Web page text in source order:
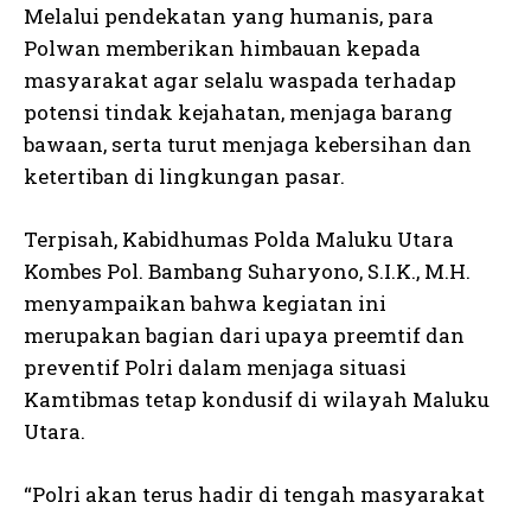
Melalui pendekatan yang humanis, para
Polwan memberikan himbauan kepada
masyarakat agar selalu waspada terhadap
potensi tindak kejahatan, menjaga barang
bawaan, serta turut menjaga kebersihan dan
ketertiban di lingkungan pasar.
Terpisah, Kabidhumas Polda Maluku Utara
Kombes Pol. Bambang Suharyono, S.I.K., M.H.
menyampaikan bahwa kegiatan ini
merupakan bagian dari upaya preemtif dan
preventif Polri dalam menjaga situasi
Kamtibmas tetap kondusif di wilayah Maluku
Utara.
“Polri akan terus hadir di tengah masyarakat